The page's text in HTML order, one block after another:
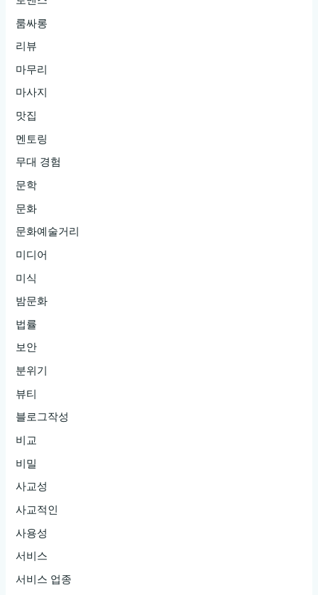
룸싸롱
리뷰
마무리
마사지
맛집
멘토링
무대 경험
문학
문화
문화예술거리
미디어
미식
밤문화
법률
보안
분위기
뷰티
블로그작성
비교
비밀
사교성
사교적인
사용성
서비스
서비스 업종